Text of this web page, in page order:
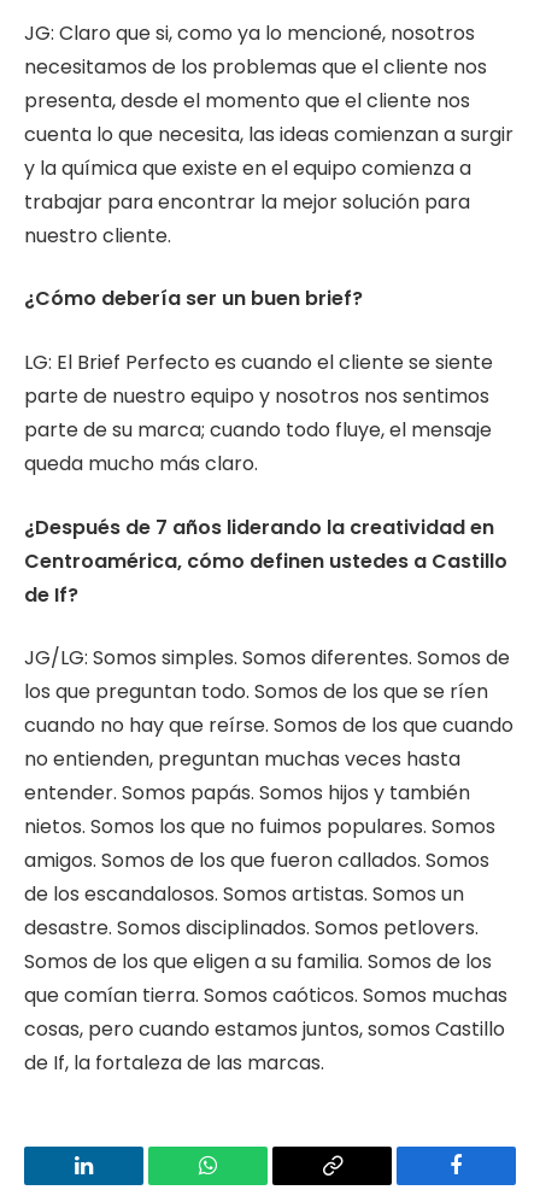
JG: Claro que si, como ya lo mencioné, nosotros
necesitamos de los problemas que el cliente nos
presenta, desde el momento que el cliente nos
cuenta lo que necesita, las ideas comienzan a surgir
y la química que existe en el equipo comienza a
trabajar para encontrar la mejor solución para
nuestro cliente.
¿Cómo debería ser un buen brief?
LG: El Brief Perfecto es cuando el cliente se siente
parte de nuestro equipo y nosotros nos sentimos
parte de su marca; cuando todo fluye, el mensaje
queda mucho más claro.
¿Después de 7 años liderando la creatividad en
Centroamérica, cómo definen ustedes a Castillo
de If?
JG/LG: Somos simples. Somos diferentes. Somos de
los que preguntan todo. Somos de los que se ríen
cuando no hay que reírse. Somos de los que cuando
no entienden, preguntan muchas veces hasta
entender. Somos papás. Somos hijos y también
nietos. Somos los que no fuimos populares. Somos
amigos. Somos de los que fueron callados. Somos
de los escandalosos. Somos artistas. Somos un
desastre. Somos disciplinados. Somos petlovers.
Somos de los que eligen a su familia. Somos de los
que comían tierra. Somos caóticos. Somos muchas
cosas, pero cuando estamos juntos, somos Castillo
de If, la fortaleza de las marcas.
LinkedIn WhatsApp Copy Facebook